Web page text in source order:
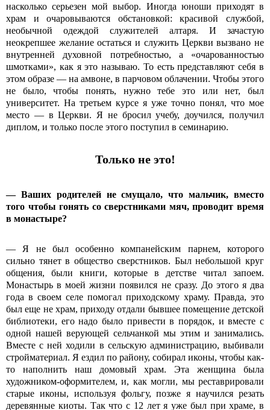
насколько серьезен мой выбор. Иногда юноши приходят в
храм и очаровываются обстановкой: красивой службой,
необычной одеждой служителей алтаря. И зачастую
неокрепшее желание остаться и служить Церкви вызвано не
внутренней духовной потребностью, а «очарованностью
шмотками», как я это называю. То есть представляют себя в
этом образе — на амвоне, в парчовом облачении. Чтобы этого
не было, чтобы понять, нужно тебе это или нет, был
университет. На третьем курсе я уже точно понял, что мое
место — в Церкви. Я не бросил учебу, доучился, получил
диплом, и только после этого поступил в семинарию.
Только не это!
— Ваших родителей не смущало, что мальчик, вместо
того чтобы гонять со сверстниками мяч, проводит время
в монастыре?
— Я не был особенно компанейским парнем, которого
сильно тянет в общество сверстников. Был небольшой круг
общения, были книги, которые в детстве читал запоем.
Монастырь в моей жизни появился не сразу. До этого я два
года в своем селе помогал приходскому храму. Правда, это
был еще не храм, приходу отдали бывшее помещение детской
библиотеки, его надо было привести в порядок, и вместе с
одной нашей верующей сельчанкой мы этим и занимались.
Вместе с ней ходили в сельскую администрацию, выбивали
стройматериал. Я ездил по району, собирал иконы, чтобы как-
то наполнить наш домовый храм. Эта женщина была
художником-оформителем, и, как могли, мы реставрировали
старые иконы, используя фольгу, позже я научился резать
деревянные киоты. Так что с 12 лет я уже был при храме, в